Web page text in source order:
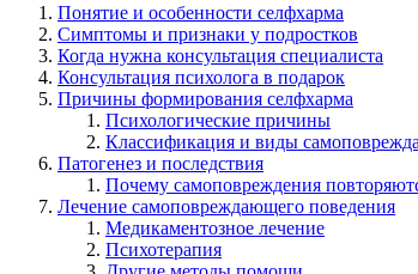
Понятие и особенности селфхарма
Симптомы и признаки у подростков
Когда нужна консультация специалиста
Консультация психолога в подарок
Причины формирования селфхарма
Психологические причины
Классификация и виды
Патогенез и последствия
Почему самоповреждения
Лечение самоповреждающего поведения
Медикаментозное лечение
Психотерапия